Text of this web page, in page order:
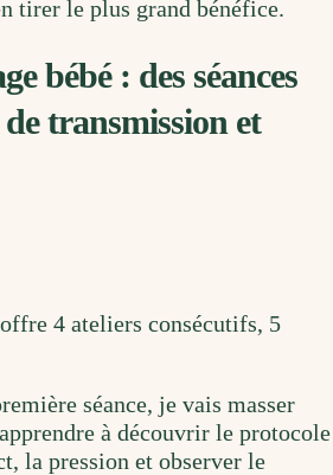
tirer le plus grand bénéfice.
bébé : des séances
transmission et
4 ateliers consécutifs, 5
séance, je vais masser
à découvrir le protocole
la pression et observer le